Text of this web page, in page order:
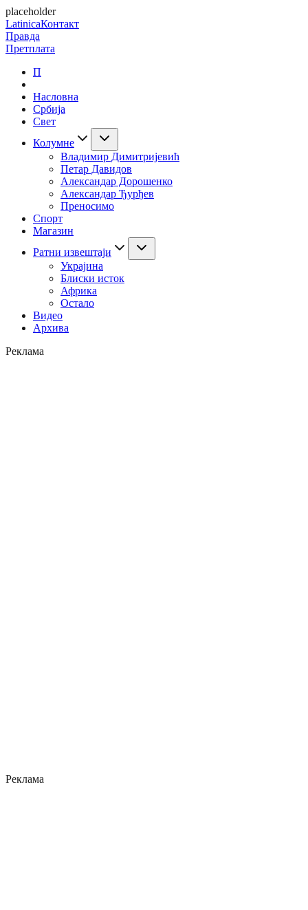
placeholder
LatinicaКонтакт
Правда
Претплата
П
Насловна
Србија
Свет
Колумне
Владимир Димитријевић
Петар Давидов
Александар Дорошенко
Александар Ђурђев
Преносимо
Спорт
Магазин
Ратни извештаји
Украјина
Блиски исток
Африка
Остало
Видео
Архива
Реклама
Реклама